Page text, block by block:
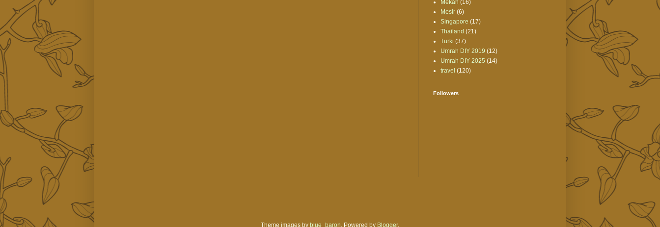
Mekah (16)
Mesir (6)
Singapore (17)
Thailand (21)
Turki (37)
Umrah DIY 2019 (12)
Umrah DIY 2025 (14)
travel (120)
Followers
Theme images by blue_baron . Powered by Blogger.